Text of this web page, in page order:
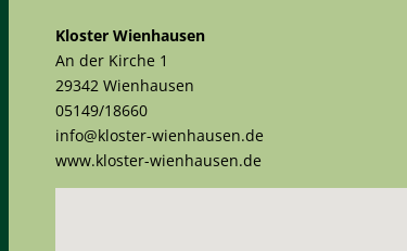
Kloster Wienhausen
An der Kirche 1
29342 Wienhausen
05149/18660
info@kloster-wienhausen.de
www.kloster-wienhausen.de